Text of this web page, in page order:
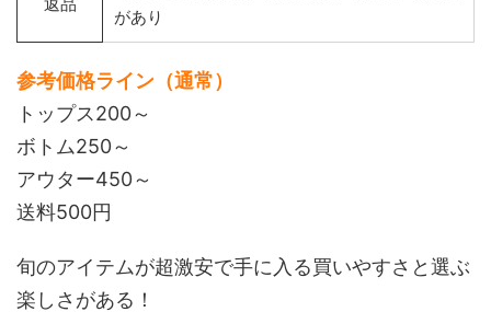
があり
参考価格ライン（通常）
トップス200～
ボトム250～
アウター450～
送料500円
旬のアイテムが超激安で手に入る買いやすさと選ぶ
楽しさがある！